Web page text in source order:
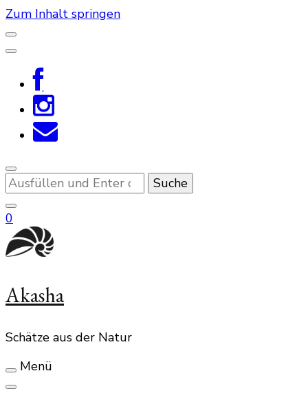
Zum Inhalt springen
Suchst
du
nach
etwas?
0
Akasha
Schätze aus der Natur
Menü